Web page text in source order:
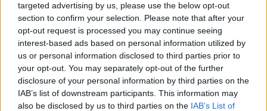
targeted advertising by us, please use the below opt-out
section to confirm your selection. Please note that after your
opt-out request is processed you may continue seeing
interest-based ads based on personal information utilized by
us or personal information disclosed to third parties prior to
your opt-out. You may separately opt-out of the further
disclosure of your personal information by third parties on the
IAB’s list of downstream participants. This information may
also be disclosed by us to third parties on the IAB’s List of
2025. augusztus 23., szombat
Schöck Ottóra, a Lady N
slágergyáros dalszerzőjére
emlékezik a Dankó Rádió